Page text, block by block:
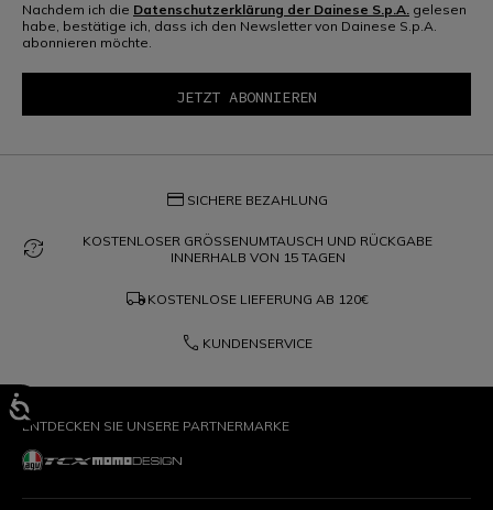
Nachdem ich die Datenschutzerklärung der Dainese S.p.A. gelesen
habe, bestätige ich, dass ich den Newsletter von Dainese S.p.A.
abonnieren möchte.
credit_card SICHERE BEZAHLUNG
question_exchange
KOSTENLOSER GRÖSSENUMTAUSCH UND RÜCKGABE
INNERHALB VON 15 TAGEN
local_shipping KOSTENLOSE LIEFERUNG AB 120€
phone KUNDENSERVICE
ENTDECKEN SIE UNSERE PARTNERMARKE